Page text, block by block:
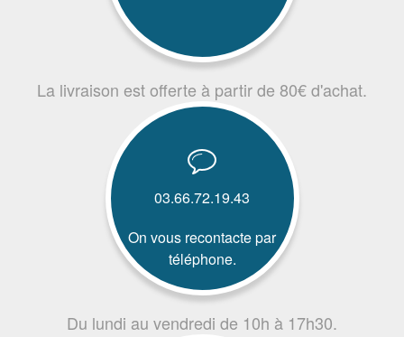
La livraison est offerte à partir de 80€ d'achat.
03.66.72.19.43
On vous recontacte par
téléphone.
Du lundi au vendredi de 10h à 17h30.